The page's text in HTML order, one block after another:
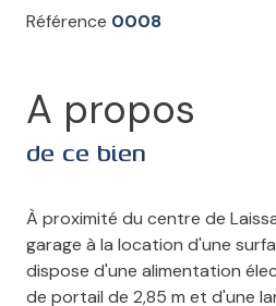
Référence 0008
A propos
de ce bien
À proximité du centre de
garage à la location d'une
dispose d'une alimentation
de portail de 2,85 m et d'une